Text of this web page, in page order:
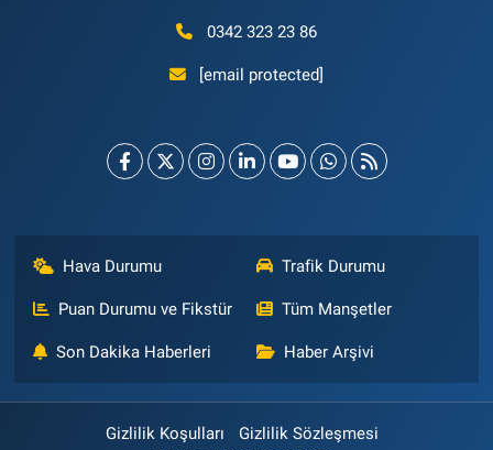
0342 323 23 86
[email protected]
Hava Durumu Trafik Durumu
Puan Durumu ve Fikstür Tüm Manşetler
Son Dakika Haberleri Haber Arşivi
Gizlilik Koşulları
Gizlilik Sözleşmesi